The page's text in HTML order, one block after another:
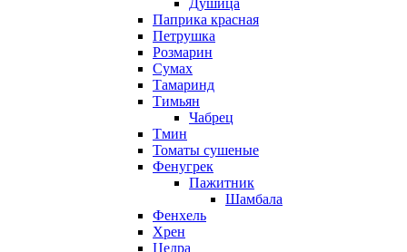
Душица
Паприка красная
Петрушка
Розмарин
Сумах
Тамаринд
Тимьян
Чабрец
Тмин
Томаты сушеные
Фенугрек
Пажитник
Шамбала
Фенхель
Хрен
Цедра